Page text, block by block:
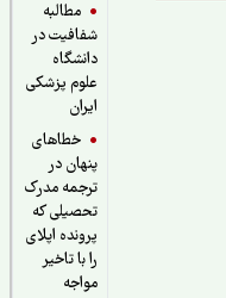
مطالبه
شفافیت در
دانشگاه
علوم پزشکی
خطاهای
پنهان در
ترجمه مدرک
تحصیلی که
پرونده اپلای
را با تاخیر